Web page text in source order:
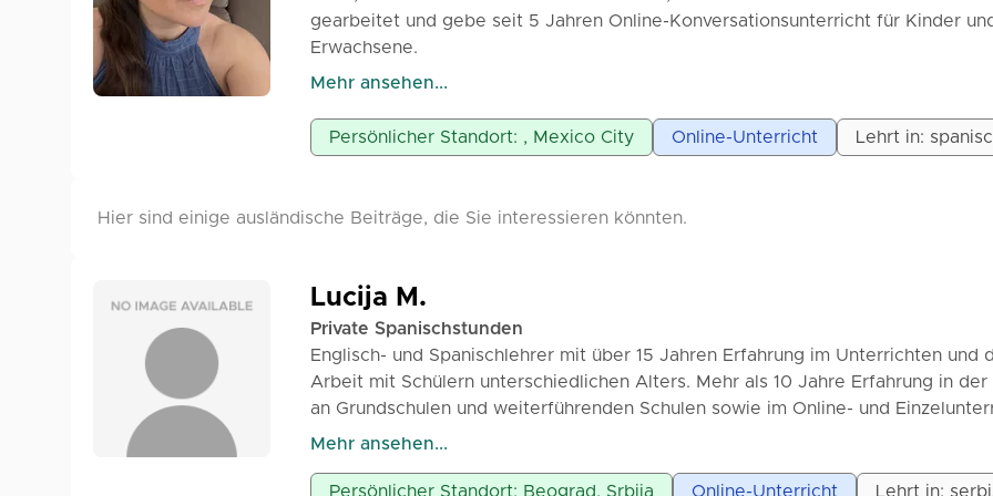
vielen Dank für Ihre Beachtung. Roberto C.
gearbeitet und gebe seit 5 Jahren Online-Konversationsunterricht für Kinder
Erwachsene.
sprechen, die immer auf das Erlernen der Sprache und das gegenseitige
ausgerichtet sind.
Ich freue mich darauf, neue Kulturen, Menschen und Themen kennenzulernen
Ich hoffe, wir lernen uns bald kennen!
Danke fürs Lesen, Maga!
Mehr ansehen...
Persönlicher Standort: , Mexico City Online-Unterricht Lehrt in:
Hier sind einige ausländische Beiträge, die Sie interessieren könnten.
Lucija M.
Private Spanischstunden
Englisch- und Spanischlehrer mit über 15 Jahren Erfahrung im Unterrichten und
Arbeit mit Schülern unterschiedlichen Alters. Mehr als 10 Jahre Erfahrung in
an Grundschulen und weiterführenden Schulen sowie im Online- und
Die Kurse sind interaktiv und auf die Bedürfnisse der Schüler zugeschnitten, mit
Ich besitze auch Erfahrung als Gerichtsdolmetscher, mit professionellem Ansatz
Mehr ansehen...
Persönlicher Standort: Beograd, Srbija Online-Unterricht Lehrt in: